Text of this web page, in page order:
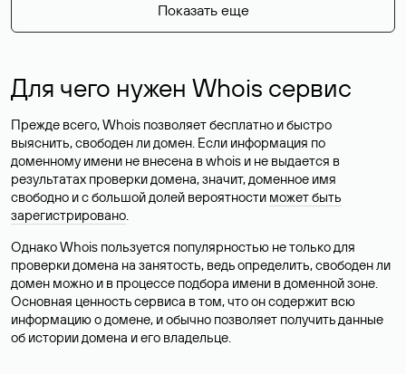
Показать еще
Для чего нужен Whois сервис
Прежде всего, Whois позволяет бесплатно и быстро
выяснить, свободен ли домен. Если информация по
доменному имени не внесена в whois и не выдается в
результатах проверки домена, значит, доменное имя
свободно и с большой долей вероятности может быть
зарегистрировано.
Однако Whois пользуется популярностью не только для
проверки домена на занятость, ведь определить, свободен ли
домен можно и в процессе подбора имени в доменной зоне.
Основная ценность сервиса в том, что он содержит всю
информацию о домене, и обычно позволяет получить данные
об истории домена и его владельце.